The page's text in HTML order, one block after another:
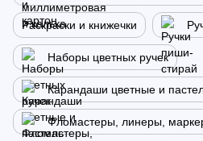
Раскраски и книжечки
Наборы цветных ручек
Карандаши цветные и
Фломастеры, линеры,